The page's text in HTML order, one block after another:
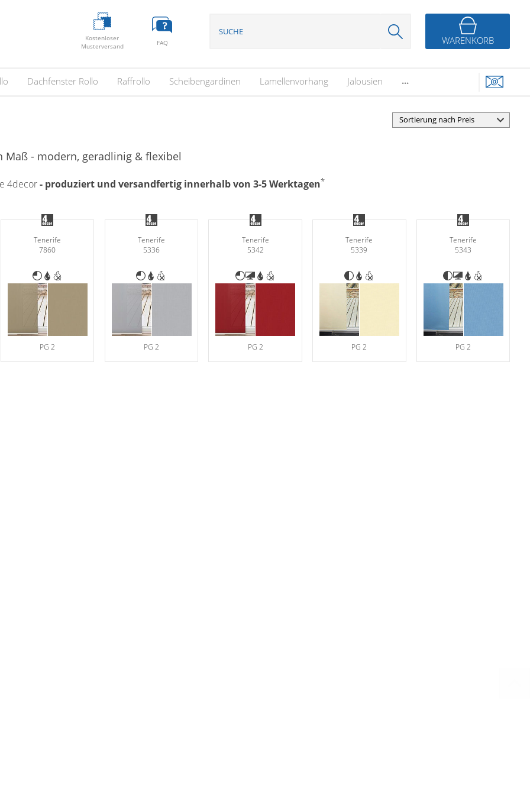
Kostenloser
Musterversand
FAQ WARENKORB
Dachfenster Rollo Raffrollo Scheibengardinen Lamellenvorhang Jalousien ...
Maß - modern, geradlinig & flexibel
4decor- produziert und versandfertig innerhalb von 3-5 Werktagen*
Tenerife
7860
PG 2
Tenerife
5336
PG 2
Tenerife
5342
PG 2
Tenerife
5339
PG 2
Tenerife
5343
PG 2